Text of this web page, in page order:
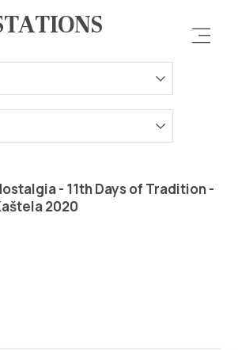
- 11th Days of Tradition -
2020